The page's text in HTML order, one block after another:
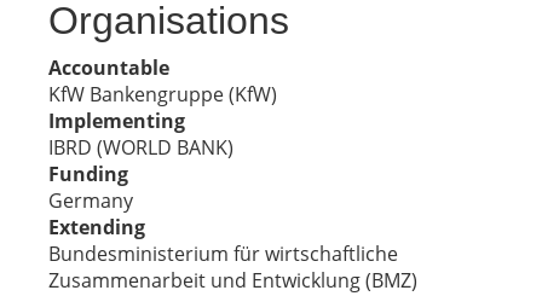
Organisations
Accountable
KfW Bankengruppe (KfW)
Implementing
IBRD (WORLD BANK)
Funding
Germany
Extending
Bundesministerium für wirtschaftliche
Zusammenarbeit und Entwicklung (BMZ)